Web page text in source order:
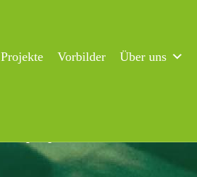
Projekte Vorbilder Über uns